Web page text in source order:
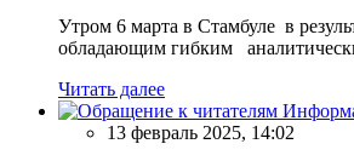
Утром 6 марта в Стамбуле в
обладающим гибким
Читать далее
13 февраль 2025, 14:02